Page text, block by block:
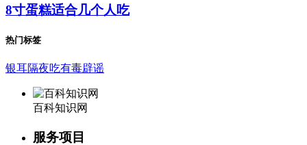
8寸蛋糕适合几个人吃
热门标签
银耳隔夜吃有毒辟谣
百科知识网
服务项目